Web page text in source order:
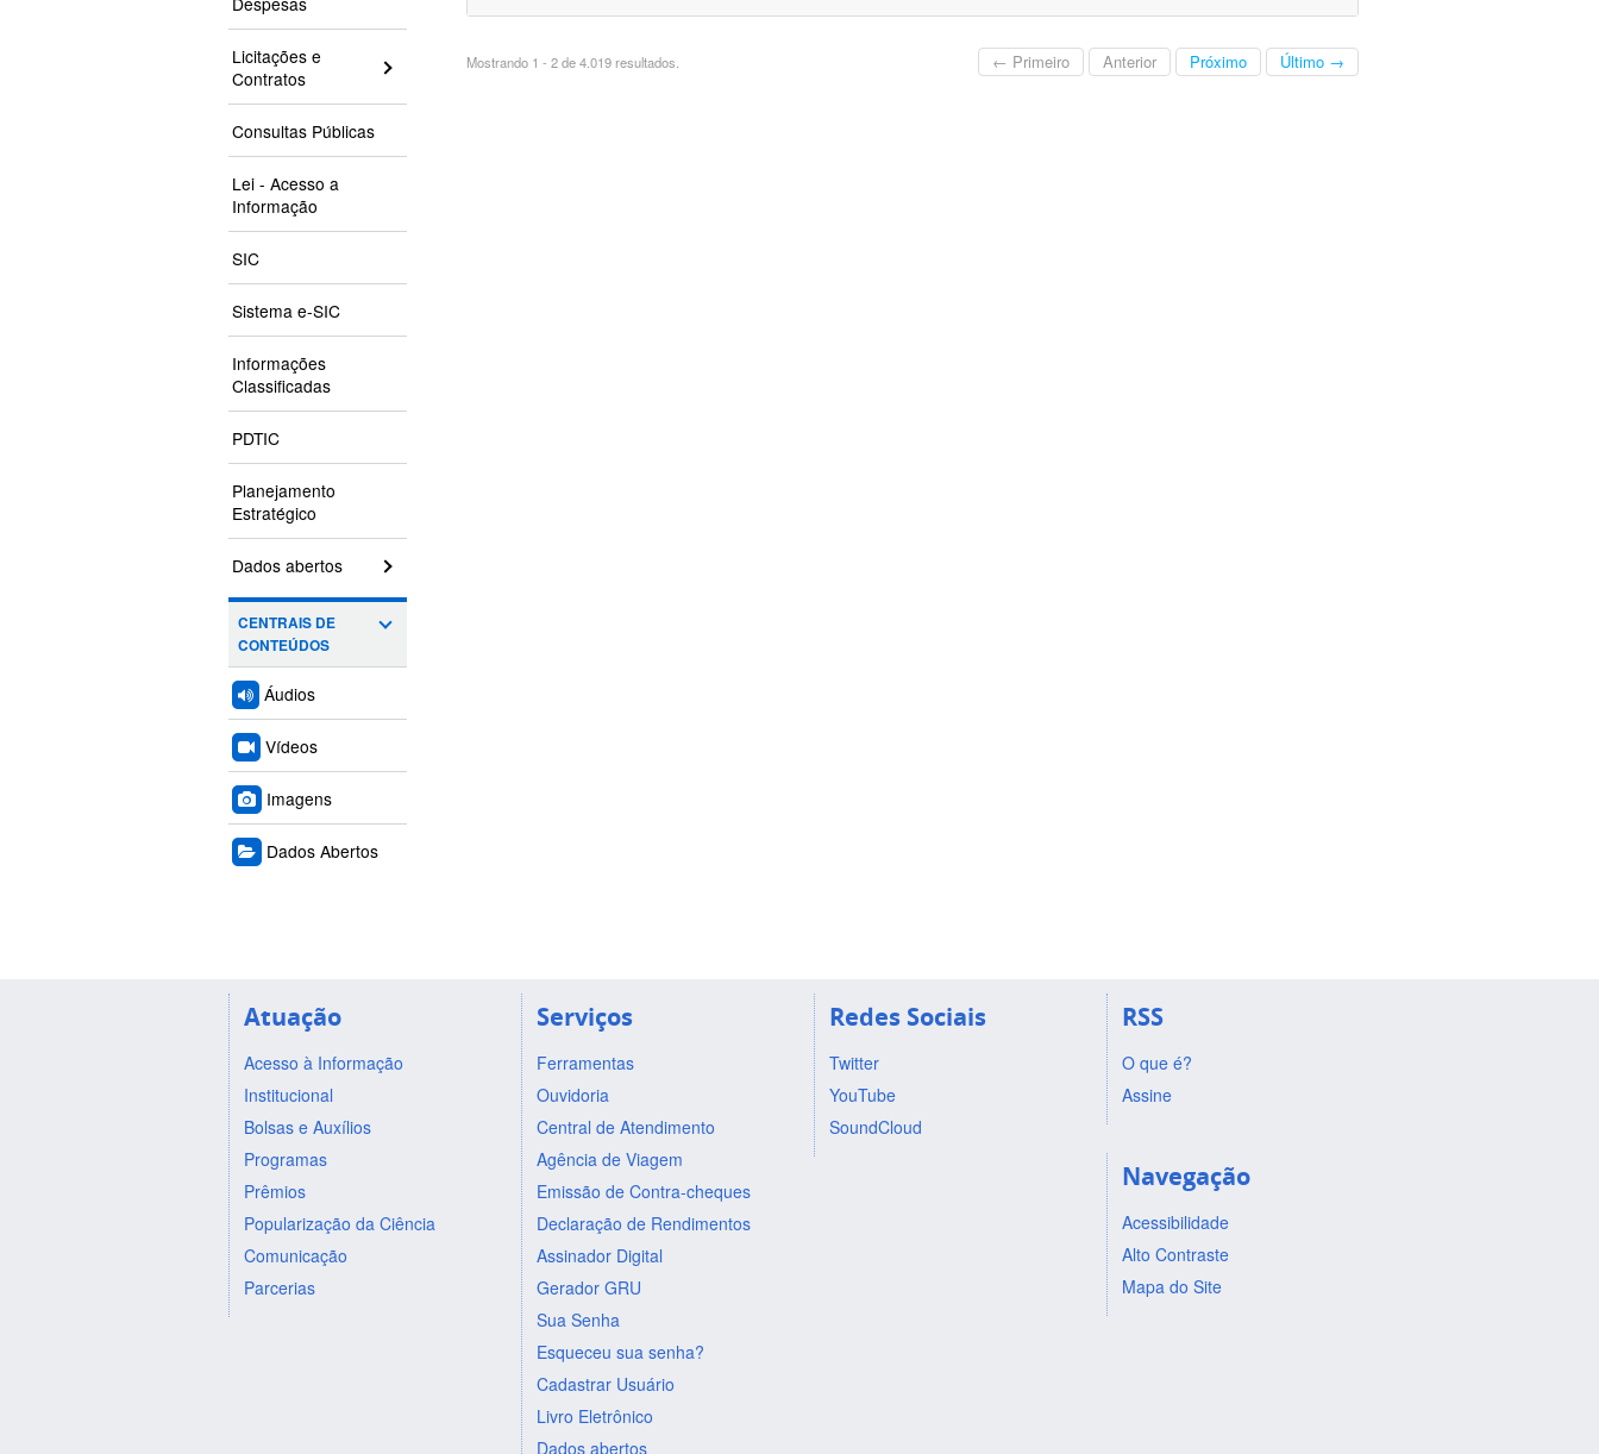
Licitações e
Contratos
Consultas Públicas
Lei - Acesso a
Informação
SIC
Sistema e-SIC
Informações
Classificadas
PDTIC
Planejamento
Estratégico
Dados abertos
CENTRAIS DE
CONTEÚDOS
Áudios
Vídeos
Imagens
Dados Abertos
Mostrando 1 - 2 de 4.019 resultados. ← Primeiro Anterior Próximo Último →
Atuação
Acesso à Informação
Institucional
Bolsas e Auxílios
Programas
Prêmios
Popularização da Ciência
Comunicação
Parcerias
Serviços
Ferramentas
Ouvidoria
Central de Atendimento
Agência de Viagem
Emissão de Contra-cheques
Declaração de Rendimentos
Assinador Digital
Gerador GRU
Sua Senha
Esqueceu sua senha?
Cadastrar Usuário
Livro Eletrônico
Dados abertos
Redes Sociais
Twitter
YouTube
SoundCloud
RSS
O que é?
Assine
Navegação
Acessibilidade
Alto Contraste
Mapa do Site